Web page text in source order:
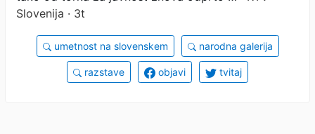
Slovenija · 3t
umetnost na slovenskem narodna galerija
razstave objavi tvitaj